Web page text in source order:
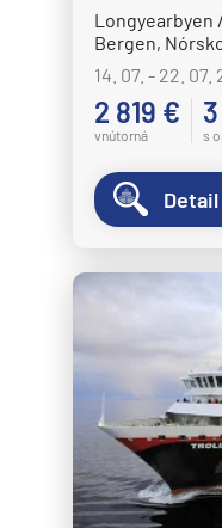
Longyearbyen
Bergen,
14. 07. - 22. 07.
2 819 €
vnútorná s